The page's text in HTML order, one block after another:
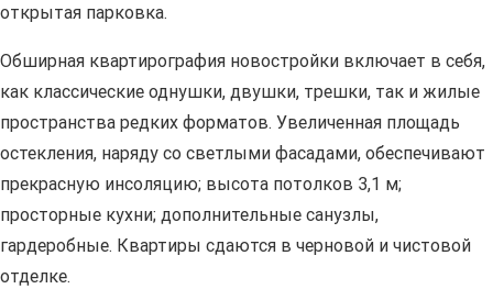
открытая парковка.
Обширная квартирография новостройки включает в себя,
как классические однушки, двушки, трешки, так и жилые
пространства редких форматов. Увеличенная площадь
остекления, наряду со светлыми фасадами, обеспечивают
прекрасную инсоляцию; высота потолков 3,1 м;
просторные кухни; дополнительные санузлы,
гардеробные. Квартиры сдаются в черновой и чистовой
отделке.